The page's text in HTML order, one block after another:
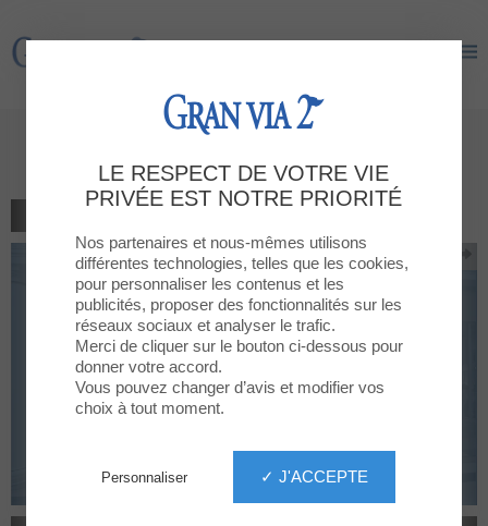
Gran Via 2
LE RESPECT DE VOTRE VIE
PRIVÉE EST NOTRE PRIORITÉ
Nos partenaires et nous-mêmes utilisons
différentes technologies, telles que les cookies,
pour personnaliser les contenus et les
publicités, proposer des fonctionnalités sur les
réseaux sociaux et analyser le trafic.
Merci de cliquer sur le bouton ci-dessous pour
donner votre accord.
Vous pouvez changer d’avis et modifier vos
choix à tout moment.
✓ J'ACCEPTE
Personnaliser